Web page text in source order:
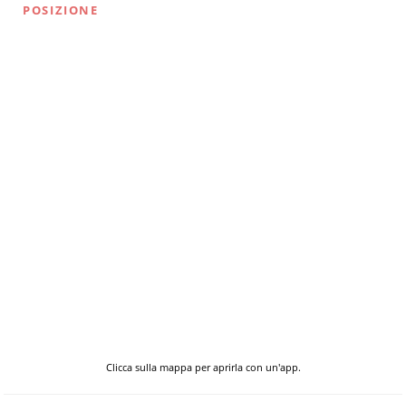
POSIZIONE
Clicca sulla mappa per aprirla con un'app.